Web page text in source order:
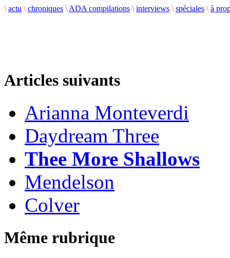
\ actu \ chroniques \ ADA compilations \ interviews \ spéciales \ à
Articles suivants
Arianna Monteverdi
Daydream Three
Thee More Shallows
Mendelson
Colver
Même rubrique